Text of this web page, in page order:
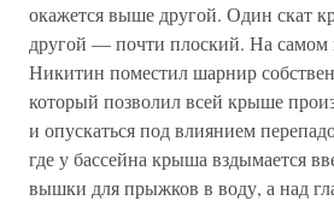
окажется выше другой. Один скат
другой — почти плоский. На
Никитин поместил шарнир
который позволил всей крыше
и опускаться под влиянием
где у бассейна крыша вздымается
вышки для прыжков в воду, а над